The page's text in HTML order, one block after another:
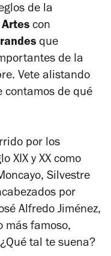
de la
con
que
de la
Vete alistando
contamos de qué
por los
XIX y XX como
Silvestre
por
Alfredo Jiménez,
más famoso,
tal te suena?